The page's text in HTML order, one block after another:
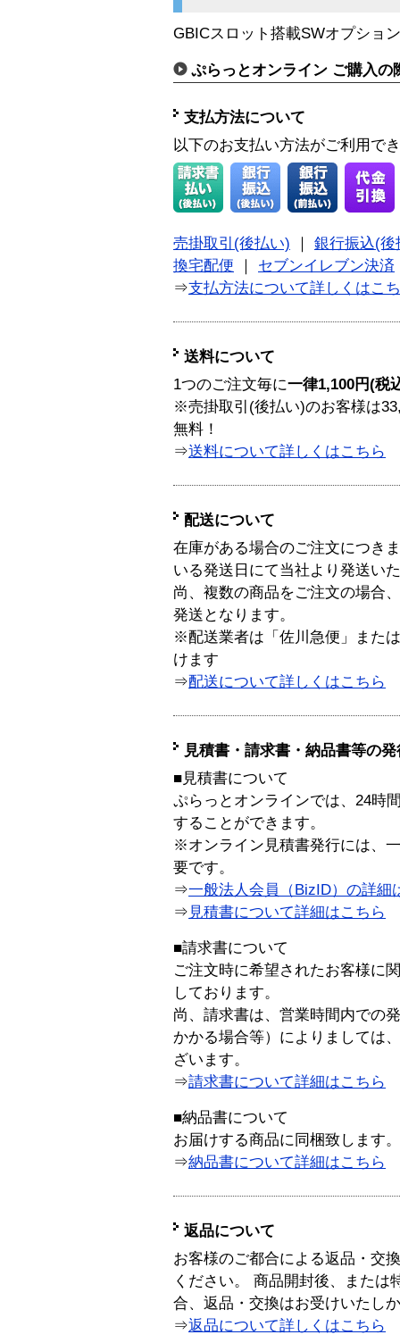
GBICスロット搭載SWオプショ
ぷらっとオンライン ご購入の
支払方法について
以下のお支払い方法がご利用で
売掛取引(後払い)
銀行振込(後
換宅配便
セブンイレブン決済
⇒支払方法について詳しくはこ
送料について
1つのご注文毎に一律1,100円(税
※売掛取引(後払い)のお客様は
無料！
⇒送料について詳しくはこちら
配送について
在庫がある場合のご注文につき
いる発送日にて当社より発送い
尚、複数の商品をご注文の場合
発送となります。
※配送業者は「佐川急便」また
けます
⇒配送について詳しくはこちら
見積書・請求書・納品書等の
■見積書について
ぷらっとオンラインでは、24時
することができます。
※オンライン見積書発行には、
要です。
⇒一般法人会員（BizID）の詳細
⇒ 見積書について詳細はこちら
■請求書について
ご注文時に希望されたお客様に
しております。
尚、請求書は、営業時間内での
かかる場合等）によりましては
ざいます。
⇒請求書について詳細はこちら
■納品書について
お届けする商品に同梱致します。
⇒納品書について詳細はこちら
返品について
お客様のご都合による返品・交
ください。 商品開封後、または
合、返品・交換はお受けいたし
⇒返品について詳しくはこちら